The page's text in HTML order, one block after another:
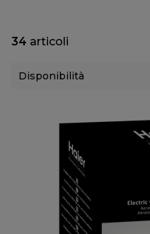
34 articoli